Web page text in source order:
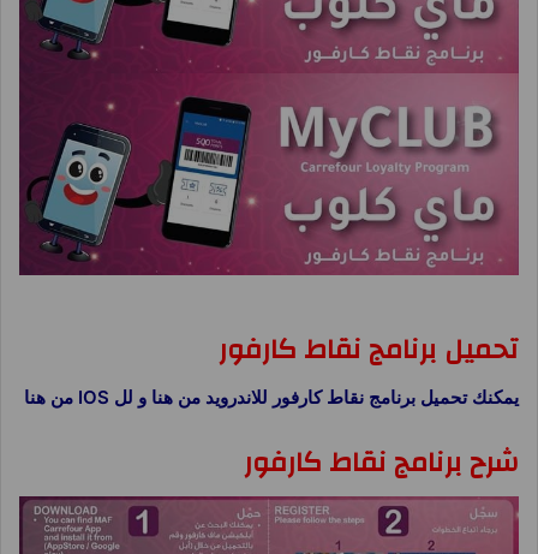
تحميل برنامج نقاط كارفور
يمكنك تحميل برنامج نقاط كارفور للاندرويد من هنا و لل IOS من هنا
شرح برنامج نقاط كارفور